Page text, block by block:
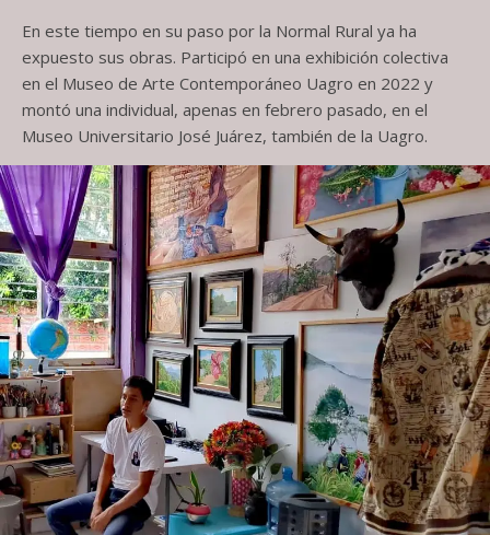
En este tiempo en su paso por la Normal Rural ya ha
expuesto sus obras. Participó en una exhibición colectiva
en el Museo de Arte Contemporáneo Uagro en 2022 y
montó una individual, apenas en febrero pasado, en el
Museo Universitario José Juárez, también de la Uagro.